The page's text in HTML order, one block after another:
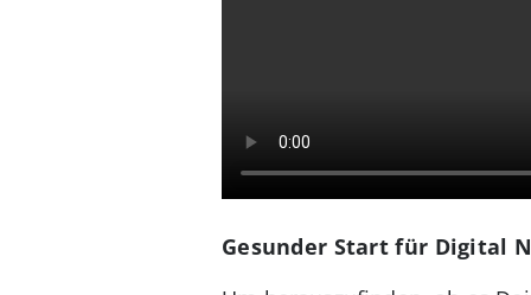
Gesunder Start für Digital